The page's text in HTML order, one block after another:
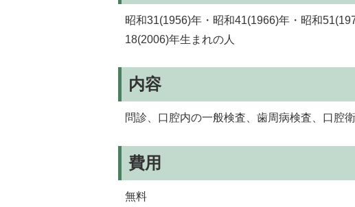
昭和31(1956)年・昭和41(1966)年・昭和
18(2006)年生まれの人
内容
問診、口腔内の一般検査、歯周病検査、口腔
費用
無料